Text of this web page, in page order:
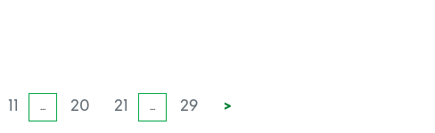
11 ... 20 21 ... 29 >